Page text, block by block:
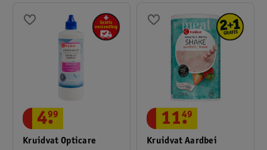
Kruidvat Opticare
4.
99
Kruidvat Aardbei
11.
49